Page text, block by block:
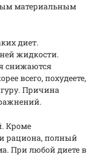
материальным
диет.
жидкости.
снижаются
всего, похудеете,
Причина
Кроме
рациона, полный
При любой диете в